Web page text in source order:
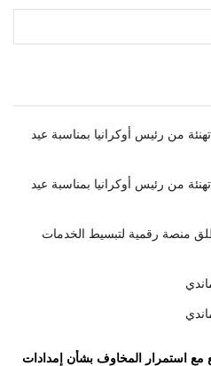
من رئيس أوكرانيا بمناسبة عيد
من رئيس أوكرانيا بمناسبة عيد
تطلق منصة رقمية لتبسيط الخدمات
مع استمرار المخاوف بشأن إمدادات